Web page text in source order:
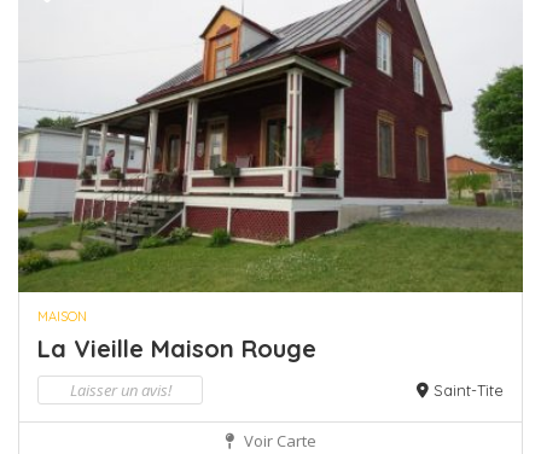
MAISON
La Vieille Maison Rouge
Laisser un avis! Saint-Tite
Voir Carte